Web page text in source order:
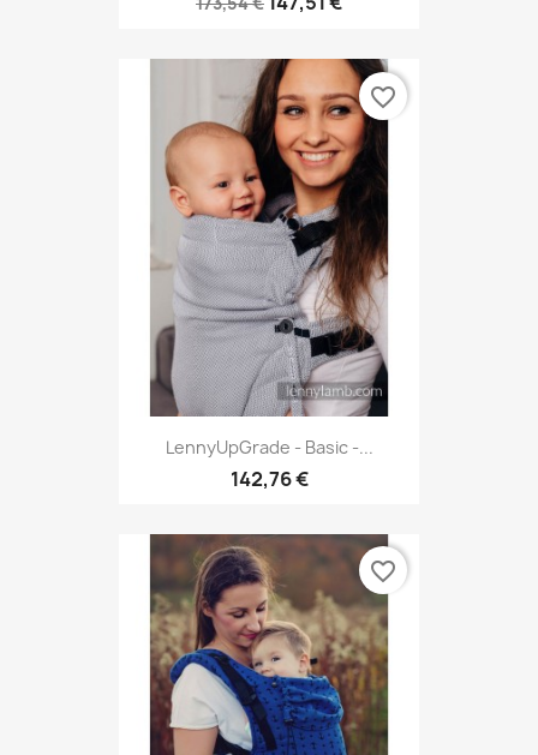
LennyUpGrade - Basic -...
142,76 €
favorite_border
favorite_border